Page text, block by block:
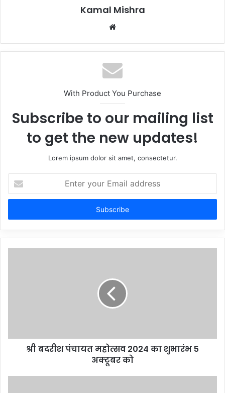
Kamal Mishra
Website
With Product You Purchase
Subscribe to our mailing list
to get the new updates!
Lorem ipsum dolor sit amet, consectetur.
your
Email
श्री बदरीश पंचायत महोत्सव 2024 का शुभारंभ 5
अक्टूबर को